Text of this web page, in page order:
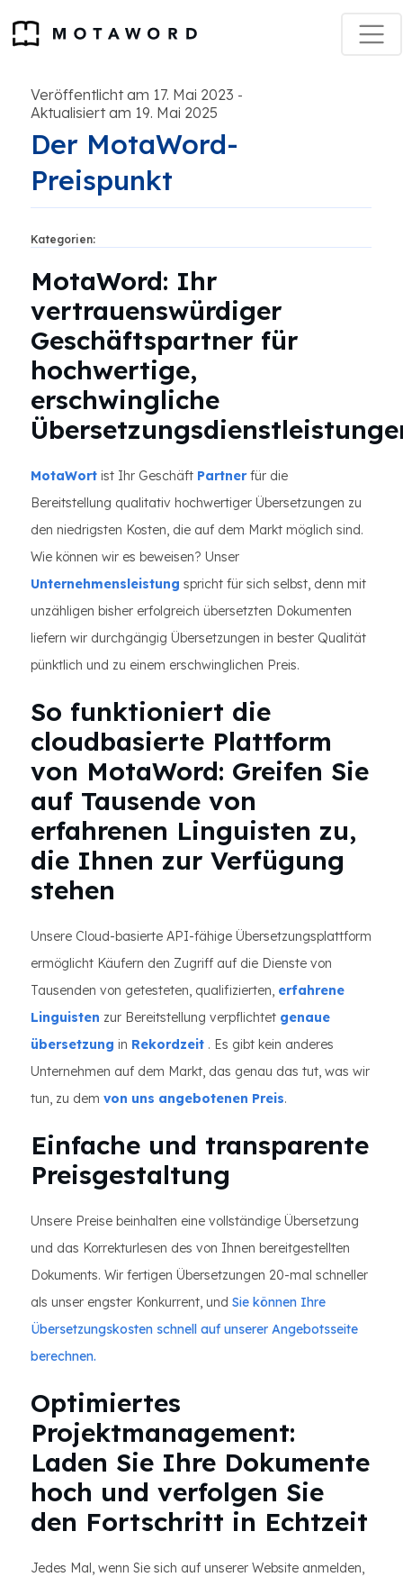
Veröffentlicht am 17. Mai 2023 -
Aktualisiert am 19. Mai 2025
Der MotaWord-
Preispunkt
Kategorien:
MotaWord: Ihr
vertrauenswürdiger
Geschäftspartner für
hochwertige,
erschwingliche
MotaWort ist Ihr Geschäft Partnerfür die
Bereitstellung qualitativ hochwertiger Übersetzungen zu
den niedrigsten Kosten, die auf dem Markt möglich sind.
Wie können wir es beweisen? Unser
Unternehmensleistung spricht für sich selbst, denn mit
unzähligen bisher erfolgreich übersetzten Dokumenten
liefern wir durchgängig Übersetzungen in bester Qualität
pünktlich und zu einem erschwinglichen Preis.
So funktioniert die
cloudbasierte Plattform
von MotaWord: Greifen Sie
auf Tausende von
erfahrenen Linguisten zu,
die Ihnen zur Verfügung
stehen
Unsere Cloud-basierte API-fähige Übersetzungsplattform
ermöglicht Käufern den Zugriff auf die Dienste von
Tausenden von getesteten, qualifizierten, erfahrene
Linguisten zur Bereitstellung verpflichtet genaue
übersetzung in Rekordzeit . Es gibt kein anderes
Unternehmen auf dem Markt, das genau das tut, was wir
tun, zu dem von uns angebotenen Preis.
Einfache und transparente
Preisgestaltung
Unsere Preise beinhalten eine vollständige Übersetzung
und das Korrekturlesen des von Ihnen bereitgestellten
Dokuments. Wir fertigen Übersetzungen 20-mal schneller
als unser engster Konkurrent, und Sie können Ihre
Übersetzungskosten schnell auf unserer Angebotsseite
berechnen.
Optimiertes
Projektmanagement:
Laden Sie Ihre Dokumente
hoch und verfolgen Sie
den Fortschritt in Echtzeit
Jedes Mal, wenn Sie sich auf unserer Website anmelden,